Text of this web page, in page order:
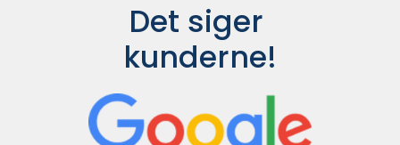
Det siger
kunderne!